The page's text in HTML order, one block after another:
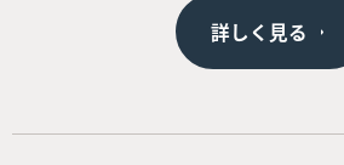
詳しく見る